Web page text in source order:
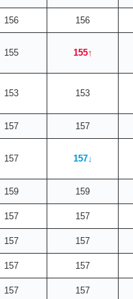
156 156
155 155↑
153 153
157 157
157 157↓
159 159
157 157
157 157
157 157
157 157